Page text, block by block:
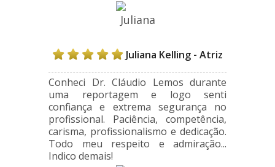
Juliana Kelling - Atriz
Conheci Dr. Cláudio Lemos durante
uma reportagem e logo senti
confiança e extrema segurança no
profissional. Paciência, competência,
carisma, profissionalismo e dedicação.
Todo meu respeito e admiração...
Indico demais!